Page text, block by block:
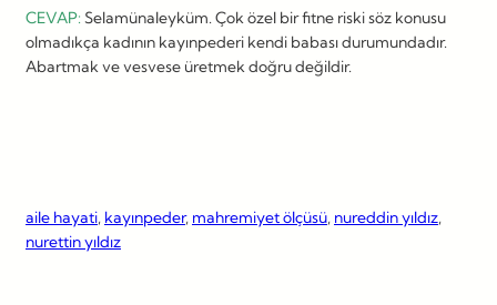
CEVAP:Selamünaleyküm. Çok özel bir fitne riski söz konusu
olmadıkça kadının kayınpederi kendi babası durumundadır.
Abartmak ve vesvese üretmek doğru değildir.
aile hayati, kayınpeder, mahremiyet ölçüsü, nureddin yıldız
nurettin yıldız